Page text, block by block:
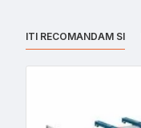
ITI RECOMANDAM SI